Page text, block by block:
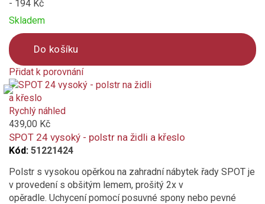
- 194 Kč
Skladem
Do košíku
Přidat k porovnání
Product
is
added
to
compare
Rychlý náhled
439,00 Kč
SPOT 24 vysoký - polstr na židli a křeslo
Kód: 51221424
Polstr s vysokou opěrkou na zahradní nábytek řady SPOT je
v provedení s obšitým lemem, prošitý 2x v
opěradle. Uchycení pomocí posuvné spony nebo pevné